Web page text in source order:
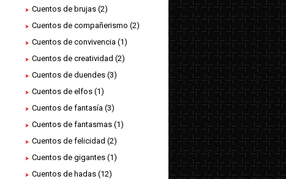
Cuentos de brujas (2)
Cuentos de compañerismo (2)
Cuentos de convivencia (1)
Cuentos de creatividad (2)
Cuentos de duendes (3)
Cuentos de elfos (1)
Cuentos de fantasía (3)
Cuentos de fantasmas (1)
Cuentos de felicidad (2)
Cuentos de gigantes (1)
Cuentos de hadas (12)